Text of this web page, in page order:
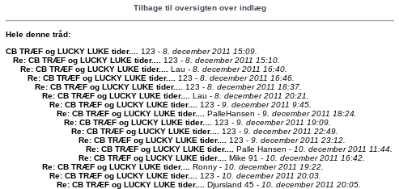
Tilbage til oversigten over indlæg
Hele denne tråd:
CB TRÆF og LUCKY LUKE tider...
123 - 8. december 2011 15:09.
Re: CB TRÆF og LUCKY LUKE tider...
123 - 8. december 2011 15:10.
Re: CB TRÆF og LUCKY LUKE tider...
Lau - 8. december 2011 16:40.
Re: CB TRÆF og LUCKY LUKE tider...
123 - 8. december 2011 16:46.
Re: CB TRÆF og LUCKY LUKE tider...
123 - 8. december 2011 18:37.
Re: CB TRÆF og LUCKY LUKE tider...
Lau - 8. december 2011 20:21.
Re: CB TRÆF og LUCKY LUKE tider...
123 - 9. december 2011 9:45.
Re: CB TRÆF og LUCKY LUKE tider...
PalleHansen - 9. december 2011 18:24.
Re: CB TRÆF og LUCKY LUKE tider...
123 - 9. december 2011 19:09.
Re: CB TRÆF og LUCKY LUKE tider...
123 - 9. december 2011 22:49.
Re: CB TRÆF og LUCKY LUKE tider...
123 - 9. december 2011 23:12.
Re: CB TRÆF og LUCKY LUKE tider...
Palle Hansen - 10. december 2011 11:44.
Re: CB TRÆF og LUCKY LUKE tider...
Mike 91 - 10. december 2011 16:42.
Re: CB TRÆF og LUCKY LUKE tider...
Ronny - 10. december 2011 19:22.
Re: CB TRÆF og LUCKY LUKE tider...
123 - 10. december 2011 20:03.
Re: CB TRÆF og LUCKY LUKE tider...
Djursland 45 - 10. december 2011 20:05.